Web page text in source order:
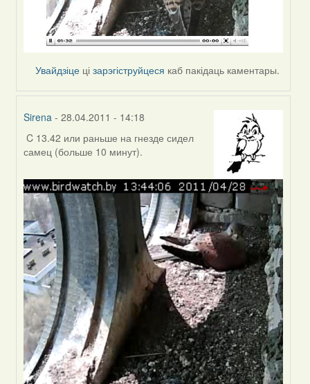
Увайдзіце цізарэгіструйцеся каб пакідаць каментары.
Sirena - 28.04.2011 - 14:18
In
reply
by
Зьміцер
(госць)
C 13.42 или раньше на гнезде сидел
самец (больше 10 минут).